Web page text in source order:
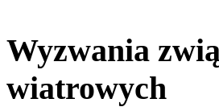
Wyzwania
wiatrowych